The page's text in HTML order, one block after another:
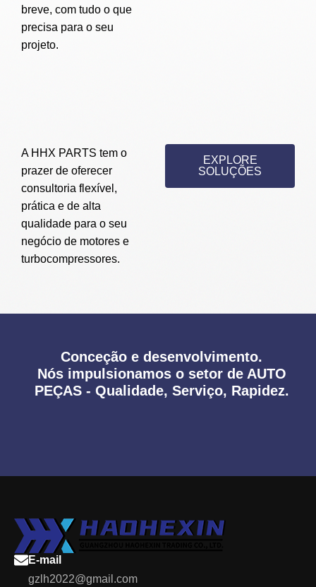
breve, com tudo o que
precisa para o seu
projeto.
A HHX PARTS tem o
prazer de oferecer
consultoria flexível,
prática e de alta
qualidade para o seu
negócio de motores e
turbocompressores.
EXPLORE
SOLUÇÕES
Conceção e desenvolvimento.
Nós impulsionamos o setor de AUTO
PEÇAS - Qualidade, Serviço, Rapidez.
E-mail
gzlh2022@gmail.com